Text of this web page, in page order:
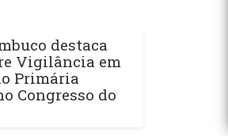
destaca
Vigilância em
Primária
Congresso do